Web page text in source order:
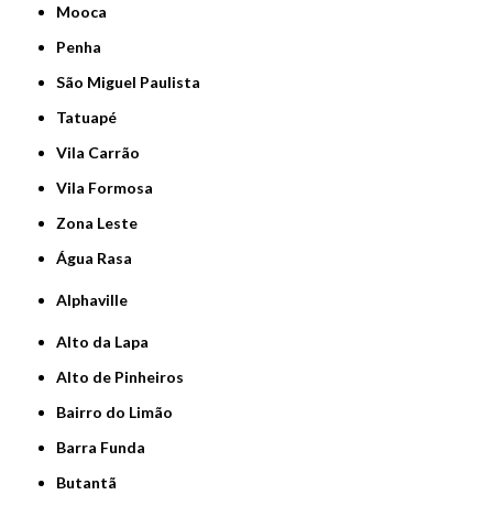
Mooca
Penha
São Miguel Paulista
Tatuapé
Vila Carrão
Vila Formosa
Zona Leste
Água Rasa
Alphaville
Alto da Lapa
Alto de Pinheiros
Bairro do Limão
Barra Funda
Butantã